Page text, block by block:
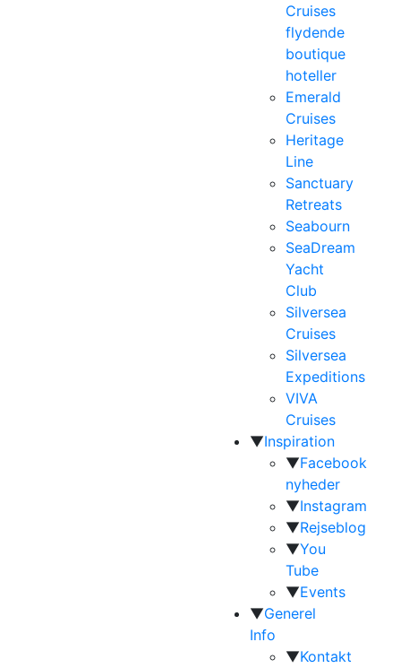
Cruises
flydende
boutique
hoteller
Emerald
Cruises
Heritage
Line
Sanctuary
Retreats
Seabourn
SeaDream
Yacht
Club
Silversea
Cruises
Silversea
Expeditions
VIVA
Cruises
▼Inspiration
▼Facebook
nyheder
▼Instagram
▼Rejseblog
▼You
Tube
▼Events
▼Generel
Info
▼Kontakt